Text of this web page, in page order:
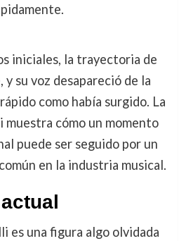
iniciales, la trayectoria de
su voz desapareció de la
como había surgido. La
muestra cómo un momento
puede ser seguido por un
en la industria musical.
es una figura algo olvidada